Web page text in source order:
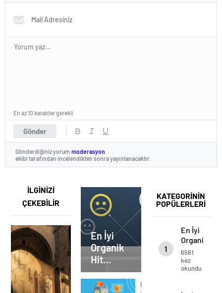
Gönder
En az 10 karakter gerekli
Gönderdiğiniz yorum moderasyon
ekibi tarafından incelendikten sonra yayınlanacaktır.
KATEGORİNİN
POPÜLERLERİ
1
En İyi
Organik
Hit
Arttırma
Yöntemleri
6561
kez
okundu
İLGİNİZİ
ÇEKEBİLİR
En İyi
Organik
Hit
Arttırma
Yöntemleri Instagram